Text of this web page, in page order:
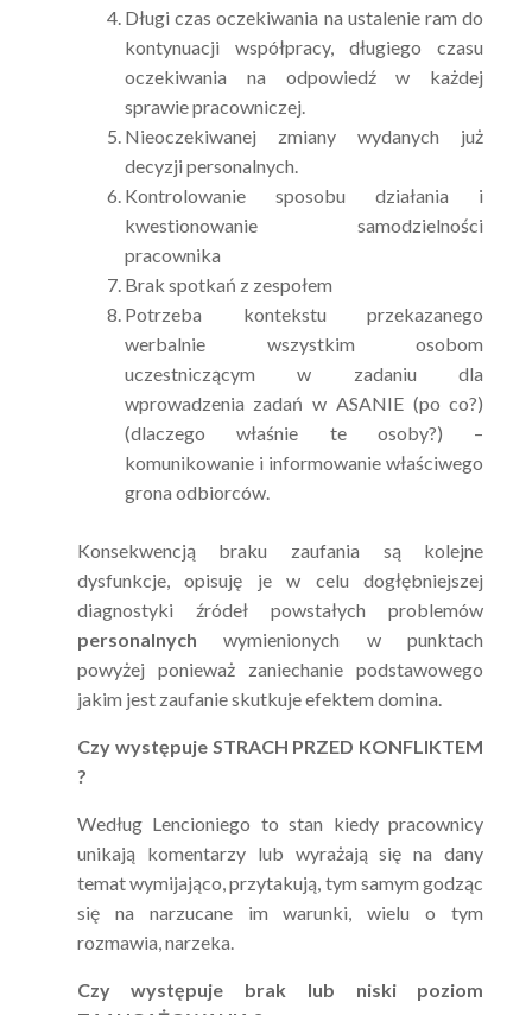
Długi czas oczekiwania na ustalenie ram do
kontynuacji współpracy, długiego czasu
oczekiwania na odpowiedź w każdej
sprawie pracowniczej.
Nieoczekiwanej zmiany wydanych już
decyzji personalnych.
Kontrolowanie sposobu działania i
kwestionowanie samodzielności
pracownika
Brak spotkań z zespołem
Potrzeba kontekstu przekazanego
werbalnie wszystkim osobom
uczestniczącym w zadaniu dla
wprowadzenia zadań w ASANIE (po co?)
(dlaczego właśnie te osoby?) –
komunikowanie i informowanie właściwego
grona odbiorców.
Konsekwencją braku zaufania są kolejne
dysfunkcje, opisuję je w celu dogłębniejszej
diagnostyki źródeł powstałych problemów
personalnych wymienionych w punktach
powyżej ponieważ zaniechanie podstawowego
jakim jest zaufanie skutkuje efektem domina.
Czy występuje STRACH PRZED KONFLIKTEM
?
Według Lencioniego to stan kiedy pracownicy
unikają komentarzy lub wyrażają się na dany
temat wymijająco, przytakują, tym samym godząc
się na narzucane im warunki, wielu o tym
rozmawia, narzeka.
Czy występuje brak lub niski poziom